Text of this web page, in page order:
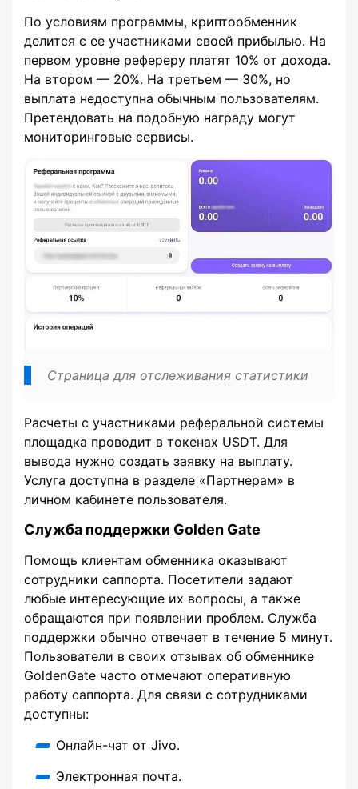
По условиям программы, криптообменник
делится с ее участниками своей прибылью. На
первом уровне рефереру платят 10% от дохода.
На втором — 20%. На третьем — 30%, но
выплата недоступна обычным пользователям.
Претендовать на подобную награду могут
мониторинговые сервисы.
Страница для отслеживания статистики
Расчеты с участниками реферальной системы
площадка проводит в токенах USDT. Для
вывода нужно создать заявку на выплату.
Услуга доступна в разделе «Партнерам» в
личном кабинете пользователя.
Служба поддержки Golden Gate
Помощь клиентам обменника оказывают
сотрудники саппорта. Посетители задают
любые интересующие их вопросы, а также
обращаются при появлении проблем. Служба
поддержки обычно отвечает в течение 5 минут.
Пользователи в своих отзывах об обменнике
GoldenGate часто отмечают оперативную
работу саппорта. Для связи с сотрудниками
доступны:
Онлайн-чат от Jivo.
Электронная почта.